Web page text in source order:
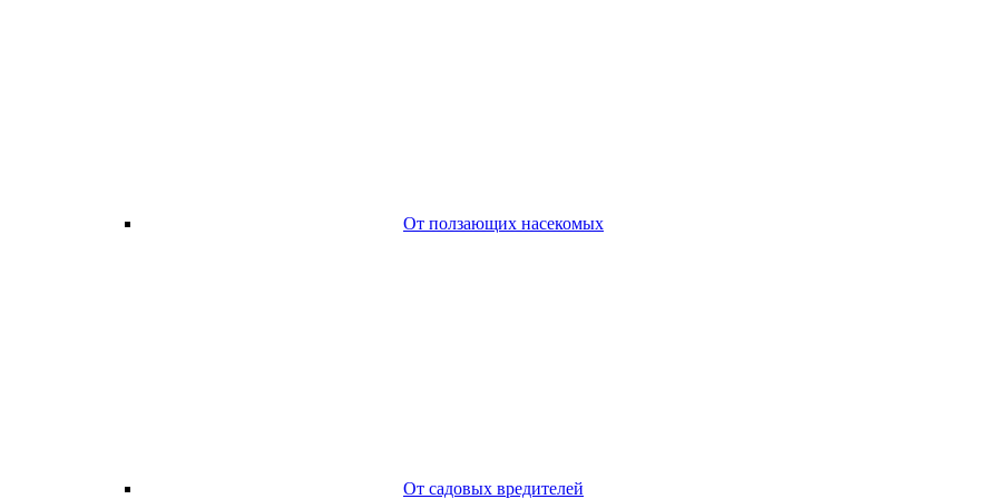
От ползающих насекомых
От садовых вредителей